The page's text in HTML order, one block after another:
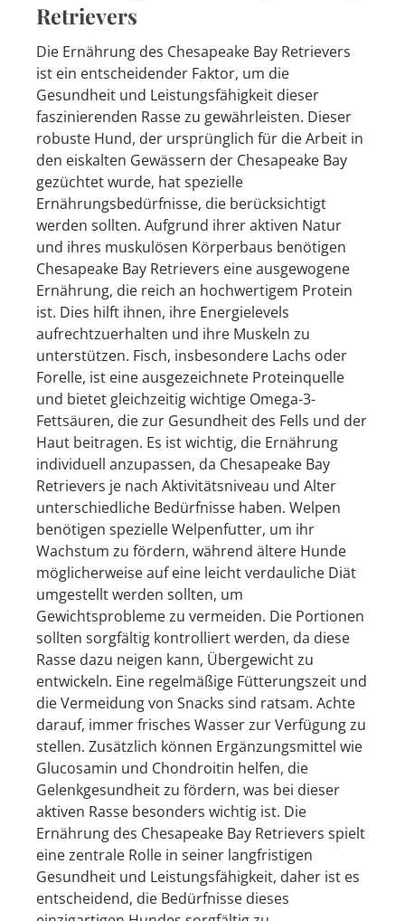
Retrievers
Die Ernährung des Chesapeake Bay Retrievers
ist ein entscheidender Faktor, um die
Gesundheit und Leistungsfähigkeit dieser
faszinierenden Rasse zu gewährleisten. Dieser
robuste Hund, der ursprünglich für die Arbeit in
den eiskalten Gewässern der Chesapeake Bay
gezüchtet wurde, hat spezielle
Ernährungsbedürfnisse, die berücksichtigt
werden sollten. Aufgrund ihrer aktiven Natur
und ihres muskulösen Körperbaus benötigen
Chesapeake Bay Retrievers eine ausgewogene
Ernährung, die reich an hochwertigem Protein
ist. Dies hilft ihnen, ihre Energielevels
aufrechtzuerhalten und ihre Muskeln zu
unterstützen. Fisch, insbesondere Lachs oder
Forelle, ist eine ausgezeichnete Proteinquelle
und bietet gleichzeitig wichtige Omega-3-
Fettsäuren, die zur Gesundheit des Fells und der
Haut beitragen. Es ist wichtig, die Ernährung
individuell anzupassen, da Chesapeake Bay
Retrievers je nach Aktivitätsniveau und Alter
unterschiedliche Bedürfnisse haben. Welpen
benötigen spezielle Welpenfutter, um ihr
Wachstum zu fördern, während ältere Hunde
möglicherweise auf eine leicht verdauliche Diät
umgestellt werden sollten, um
Gewichtsprobleme zu vermeiden. Die Portionen
sollten sorgfältig kontrolliert werden, da diese
Rasse dazu neigen kann, Übergewicht zu
entwickeln. Eine regelmäßige Fütterungszeit und
die Vermeidung von Snacks sind ratsam. Achte
darauf, immer frisches Wasser zur Verfügung zu
stellen. Zusätzlich können Ergänzungsmittel wie
Glucosamin und Chondroitin helfen, die
Gelenkgesundheit zu fördern, was bei dieser
aktiven Rasse besonders wichtig ist. Die
Ernährung des Chesapeake Bay Retrievers spielt
eine zentrale Rolle in seiner langfristigen
Gesundheit und Leistungsfähigkeit, daher ist es
entscheidend, die Bedürfnisse dieses